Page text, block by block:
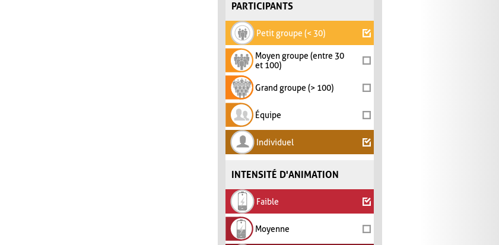
PARTICIPANTS
Petit groupe (< 30)
Moyen groupe (entre 30
et 100)
Grand groupe (> 100)
Équipe
Individuel
INTENSITÉ D'ANIMATION
Faible
Moyenne